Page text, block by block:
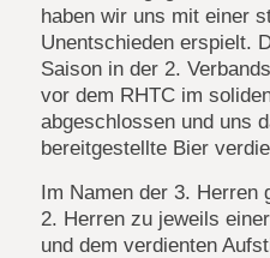
haben wir uns mit einer
Unentschieden erspielt.
Saison in der 2.
vor dem RHTC im
abgeschlossen und uns
bereitgestellte Bier
Im Namen der 3. Herren
2. Herren zu jeweils
und dem verdienten